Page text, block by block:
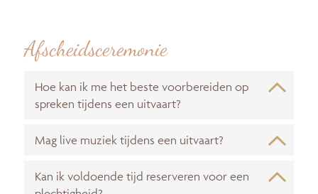
Afscheidsceremonie
Hoe kan ik me het beste voorbereiden op
spreken tijdens een uitvaart?
Mag live muziek tijdens een uitvaart?
Kan ik voldoende tijd reserveren voor een